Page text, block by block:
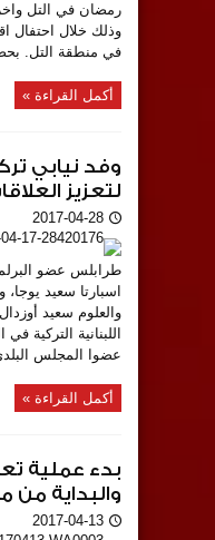
وذلك خلال احتفال
في منطقة التل.
أكمل القراءة »
وفد نيابي
لتعزيز
2017-04-28
طرابلس عضو
اسبارتا سعيد
والعلوم سعيد
اللبنانية التركية
عضوا المجلس
أكمل القراءة »
بدء عملية
والبداية من
2017-04-13